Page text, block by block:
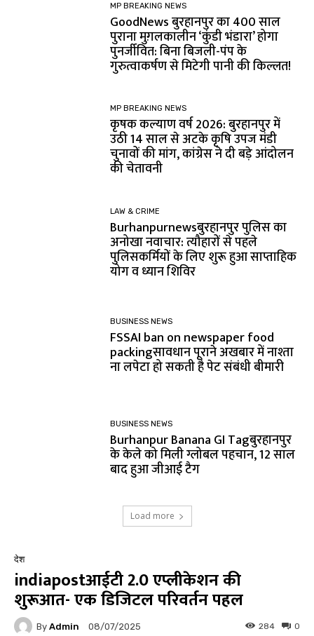
MP BREAKING NEWS
GoodNews बुरहानपुर का 400 साल
पुराना मुग़लकालीन ‘कुंडी भंडारा’ होगा
पुनर्जीवित: बिना बिजली-पंप के
गुरुत्वाकर्षण से मिटेगी पानी की किल्लत!
MP BREAKING NEWS
कृषक कल्याण वर्ष 2026: बुरहानपुर में
उठी 14 साल से अटके कृषि उपज मंडी
चुनावों की मांग, कांग्रेस ने दी बड़े आंदोलन
की चेतावनी
LAW & CRIME
Burhanpurnewsबुरहानपुर पुलिस का
अनोखा नवाचार: त्यौहारों से पहले
पुलिसकर्मियों के लिए शुरू हुआ साप्ताहिक
योग व ध्यान शिविर
BUSINESS NEWS
FSSAI ban on newspaper food
packingसावधान पूराने अखबार में नाश्ता
ना लपेटा हो सकती है पेट संबंधी बीमारी
BUSINESS NEWS
Burhanpur Banana GI Tagबुरहानपुर
के केले को मिली ग्लोबल पहचान, 12 साल
बाद हुआ जीआई टैग
Load more
देश
indiapostआईटी 2.0 एप्लीकेशन की
शुरूआत- एक डिजिटल परिवर्तन पहल
By Admin 08/07/2025 0
284